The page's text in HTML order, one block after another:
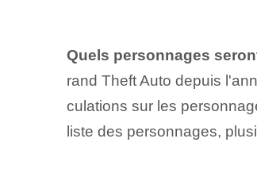
Quels personnages
rand Theft Auto depuis
culations sur les
liste des personnages,